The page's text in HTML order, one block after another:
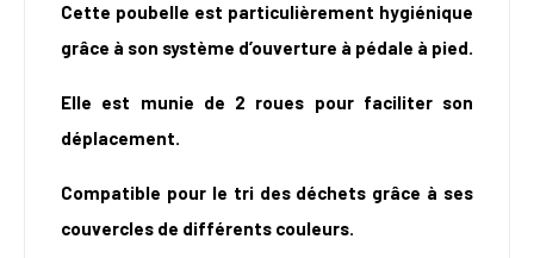
Cette poubelle est particulièrement hygiénique
grâce à son système d’ouverture à pédale à pied.
Elle est munie de 2 roues pour faciliter son
déplacement.
Compatible pour le tri des déchets grâce à ses
couvercles de différents couleurs.